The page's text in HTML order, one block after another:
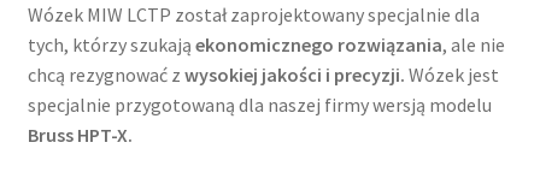
Wózek MIW LCTP został zaprojektowany specjalnie dla
tych, którzy szukają ekonomicznego rozwiązania, ale nie
chcą rezygnować z wysokiej jakości i precyzji. Wózek jest
specjalnie przygotowaną dla naszej firmy wersją modelu
Bruss HPT-X.